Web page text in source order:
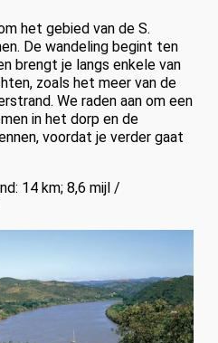
het gebied van de S.
De wandeling begint ten
brengt je langs enkele van
zoals het meer van de
We raden aan om een
in het dorp en de
voordat je verder gaat
14 km; 8,6 mijl /